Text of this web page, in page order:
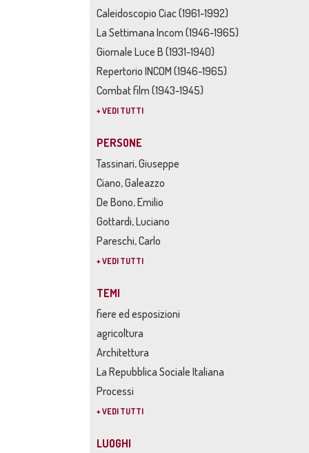
Caleidoscopio Ciac (1961-1992)
La Settimana Incom (1946-1965)
Giornale Luce B (1931-1940)
Repertorio INCOM (1946-1965)
Combat film (1943-1945)
+ VEDI TUTTI
PERSONE
Tassinari, Giuseppe
Ciano, Galeazzo
De Bono, Emilio
Gottardi, Luciano
Pareschi, Carlo
+ VEDI TUTTI
TEMI
fiere ed esposizioni
agricoltura
Architettura
La Repubblica Sociale Italiana
Processi
+ VEDI TUTTI
LUOGHI